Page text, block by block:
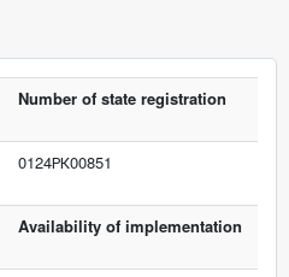
Number of state registration
0124РК00851
Availability of implementation